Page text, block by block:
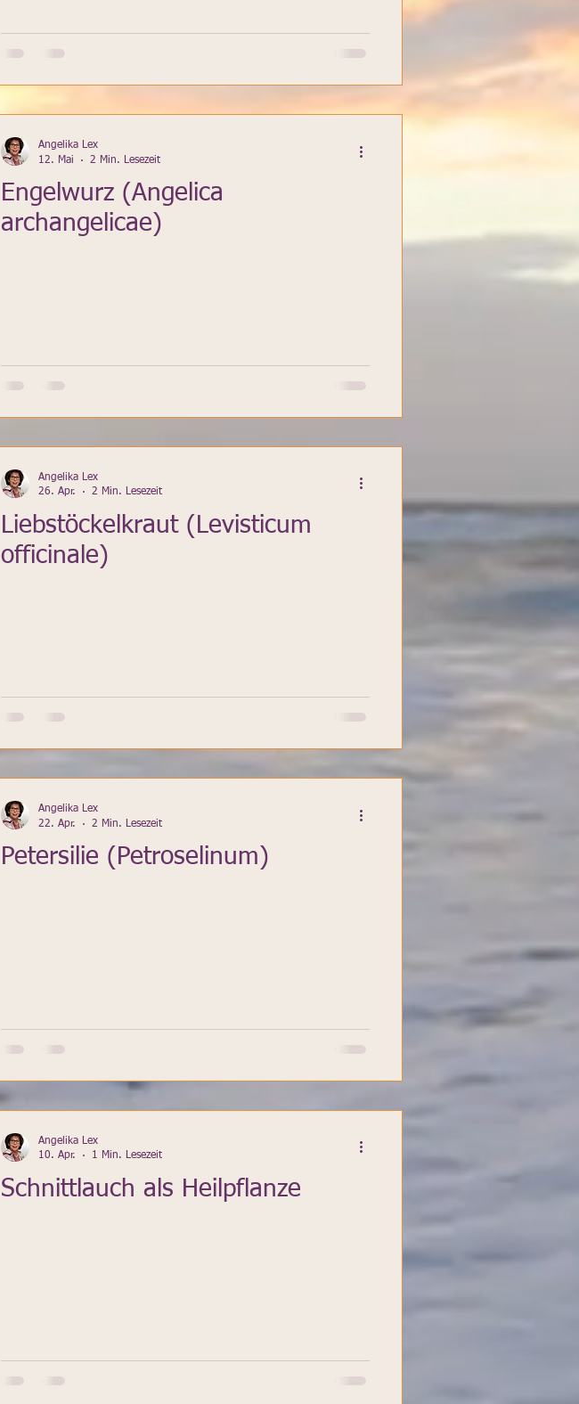
Engelwurz (Angelica
archangelicae)
Angelika Lex
12. Mai
2 Min. Lesezeit
Liebstöckelkraut (Levisticum
officinale)
Angelika Lex
26. Apr.
2 Min. Lesezeit
Petersilie (Petroselinum)
Angelika Lex
22. Apr.
2 Min. Lesezeit
Schnittlauch als Heilpflanze
Angelika Lex
10. Apr.
1 Min. Lesezeit